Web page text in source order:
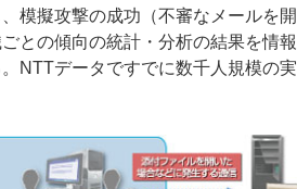
模擬攻撃の成功（不審なメールを開
との傾向の統計・分析の結果を情報
NTTデータですでに数千人規模の実